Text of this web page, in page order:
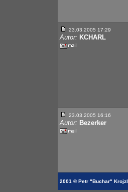
23.03.2005 17:29
Autor: KCHARL
23.03.2005 16:16
Autor: Bezerker
2001 © Petr "Buchar" Krojzl